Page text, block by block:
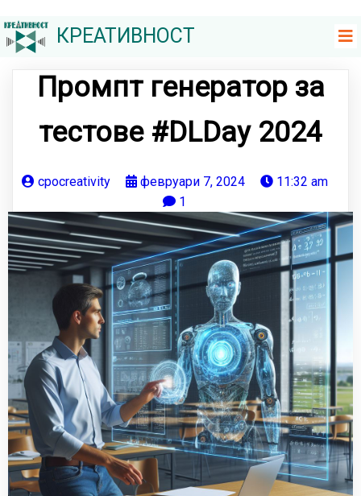
КРЕАТИВНОСТ
Промпт генератор за
тестове #DLDay 2024
cpocreativity февруари 7, 2024
11:32 am
1